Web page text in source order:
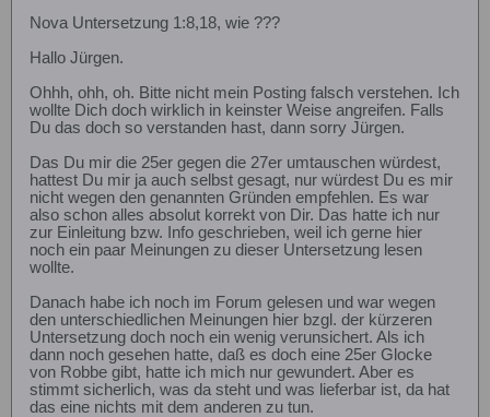
Nova Untersetzung 1:8,18, wie ???
Hallo Jürgen.
Ohhh, ohh, oh. Bitte nicht mein Posting falsch verstehen. Ich
wollte Dich doch wirklich in keinster Weise angreifen. Falls
Du das doch so verstanden hast, dann sorry Jürgen.
Das Du mir die 25er gegen die 27er umtauschen würdest,
hattest Du mir ja auch selbst gesagt, nur würdest Du es mir
nicht wegen den genannten Gründen empfehlen. Es war
also schon alles absolut korrekt von Dir. Das hatte ich nur
zur Einleitung bzw. Info geschrieben, weil ich gerne hier
noch ein paar Meinungen zu dieser Untersetzung lesen
wollte.
Danach habe ich noch im Forum gelesen und war wegen
den unterschiedlichen Meinungen hier bzgl. der kürzeren
Untersetzung doch noch ein wenig verunsichert. Als ich
dann noch gesehen hatte, daß es doch eine 25er Glocke
von Robbe gibt, hatte ich mich nur gewundert. Aber es
stimmt sicherlich, was da steht und was lieferbar ist, da hat
das eine nichts mit dem anderen zu tun.